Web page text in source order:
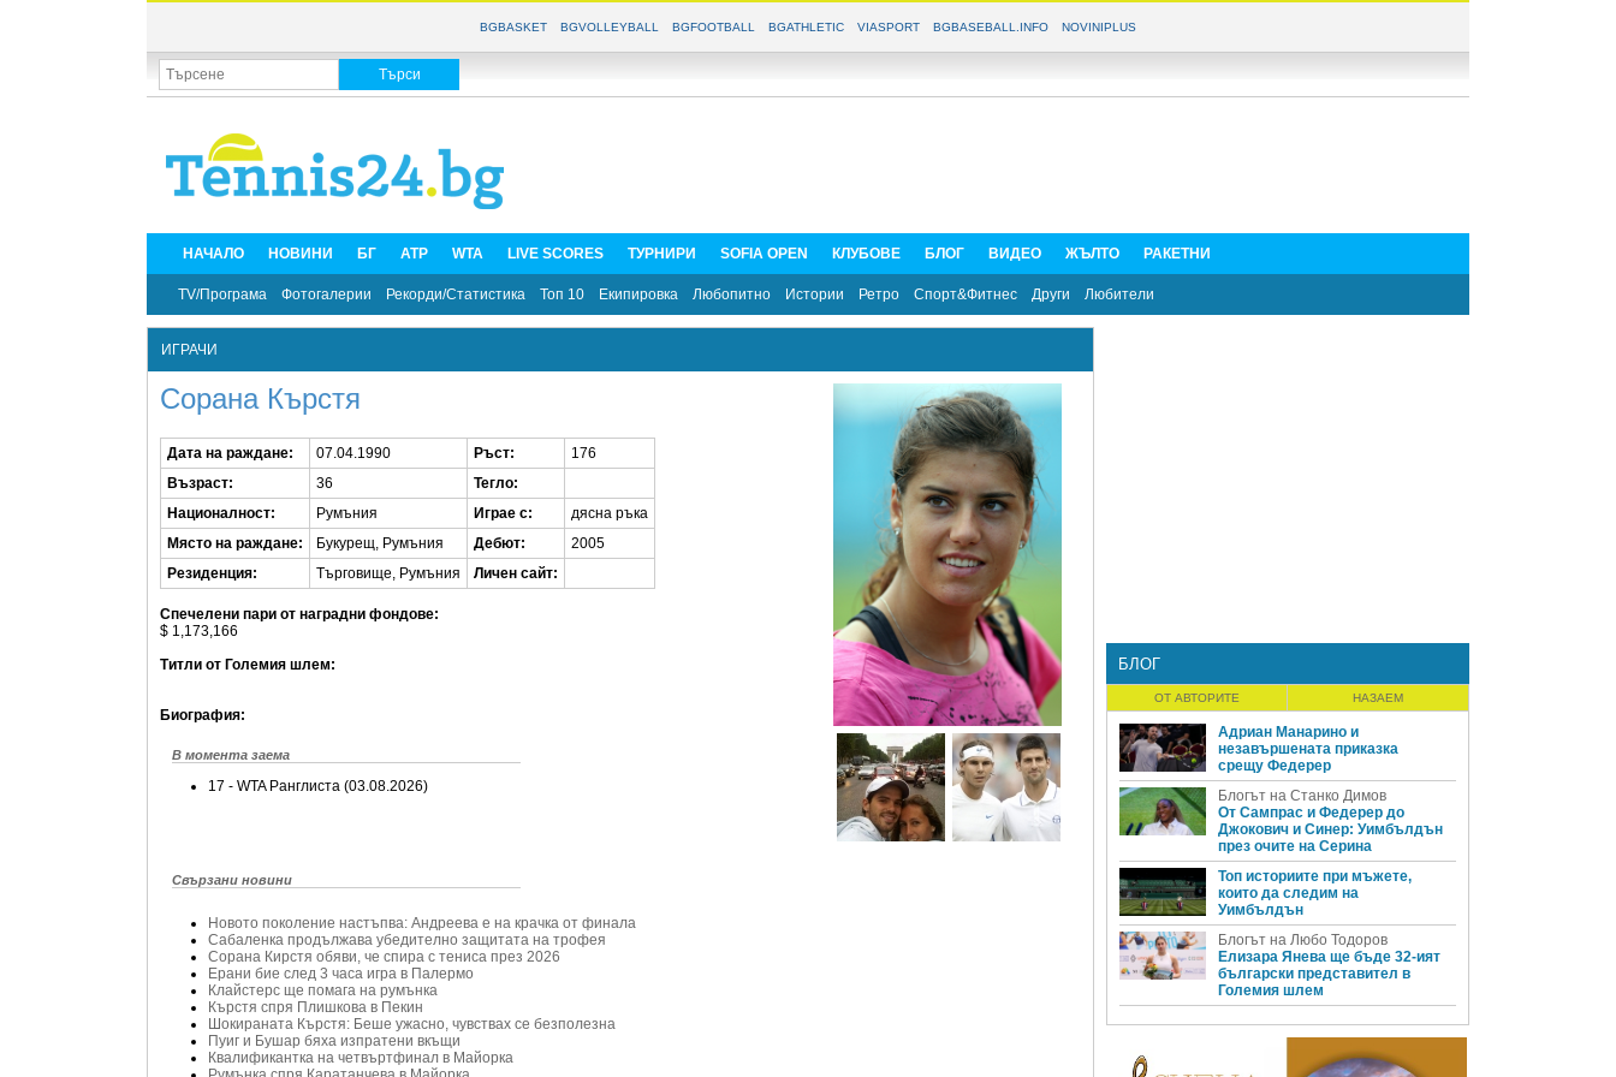
BGBASKET BGVOLLEYBALL BGFOOTBALL BGATHLETIC VIASPORT BGBASEBALL.INFO NOVINIPLUS
НАЧАЛО НОВИНИ БГ ATP WTA LIVE SCORES ТУРНИРИ SOFIA OPEN КЛУБОВЕ БЛОГ ВИДЕО ЖЪЛТО РАКЕТНИ
TV/Програма Фотогалерии Рекорди/Статистика Топ 10 Екипировка Любопитно Истории Ретро Спорт&Фитнес Други Любители
ИГРАЧИ
Сорана Кърстя
Дата на раждане: 07.04.1990 Ръст:
176
Възраст:
36
Тегло:
Националност:
Румъния Играе с:
дясна ръка
Място на раждане:
Букурещ, Румъния Дебют:
2005
Резиденция:
Търговище, Румъния Личен сайт:
Спечелени пари от наградни фондове:
$ 1,173,166
Титли от Големия шлем:
Биография:
В момента заема
17 - WTA Ранглиста (03.08.2026)
Свързани новини
Новото поколение настъпва: Андреева е на крачка от финала
Сабаленка продължава убедително защитата на трофея
Сорана Кирстя обяви, че спира с тениса през 2026
Ерани бие след 3 часа игра в Палермо
Клайстерс ще помага на румънка
Кърстя спря Плишкова в Пекин
Шокираната Кърстя: Беше ужасно, чувствах се безполезна
Пуиг и Бушар бяха изпратени вкъщи
Квалификантка на четвъртфинал в Майорка
БЛОГ
ОТ АВТОРИТЕ НАЗАЕМ
Адриан Манарино и
незавършената приказка
срещу Федерер
Блогът на Станко Димов
От Сампрас и Федерер до
Джокович и Синер: Уимбълдън
през очите на Серина
Топ историите при мъжете,
които да следим на
Уимбълдън
Блогът на Любо Тодоров
Елизара Янева ще бъде 32-ият
български представител в
Големия шлем